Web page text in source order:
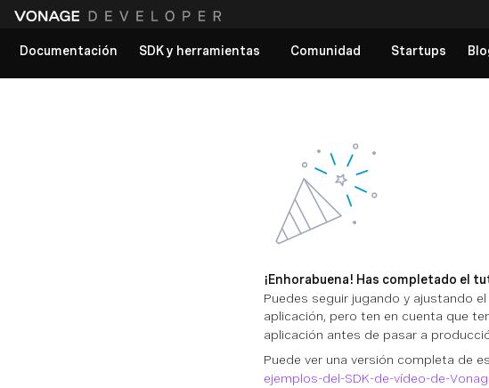
Documentación
SDK y herramientas Comunidad Startups
¡Enhorabuena! Has completado el
Puedes seguir jugando y ajustando
aplicación, pero ten en cuenta que
aplicación antes de pasar a
Puede ver una versión completa de
ejemplos-del-SDK-de-vídeo-de-